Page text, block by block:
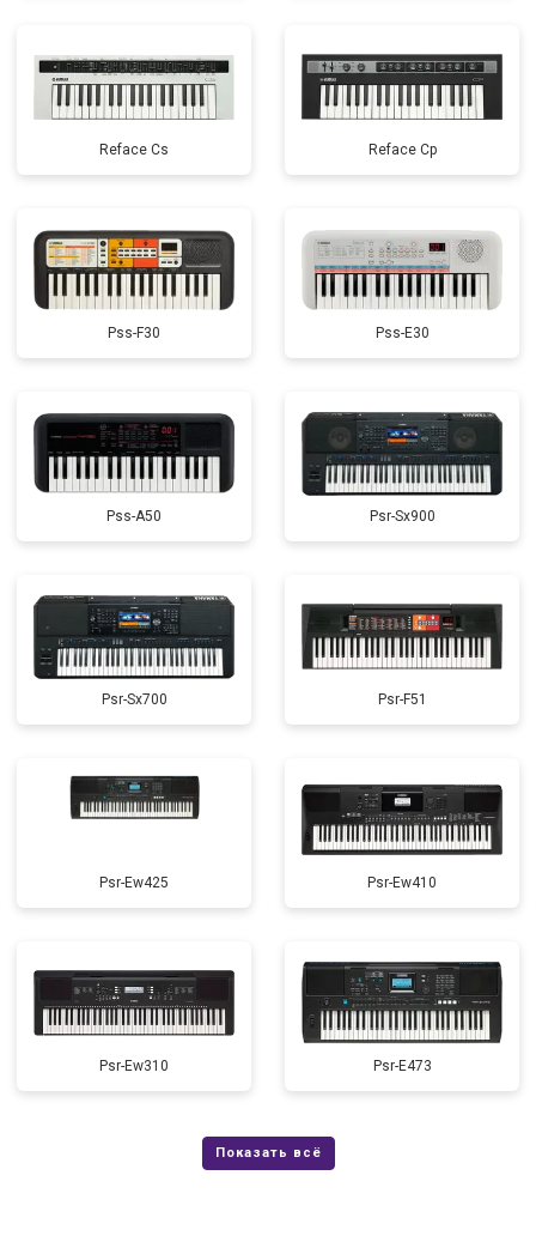
Reface Cs Reface Cp
Pss-F30 Pss-E30
Pss-A50 Psr-Sx900
Psr-Sx700 Psr-F51
Psr-Ew425 Psr-Ew410
Psr-Ew310 Psr-E473